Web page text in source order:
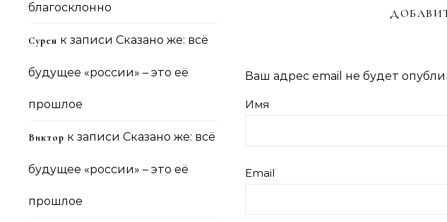
благосклонно
Сурен к записи Сказано же: всё
будущее «россии» – это её
прошлое
Виктор к записи Сказано же: всё
будущее «россии» – это её
прошлое
Ваш адрес email не будет
Имя
Email